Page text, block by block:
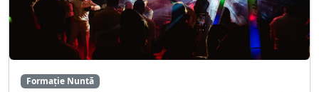
Formație Nuntă